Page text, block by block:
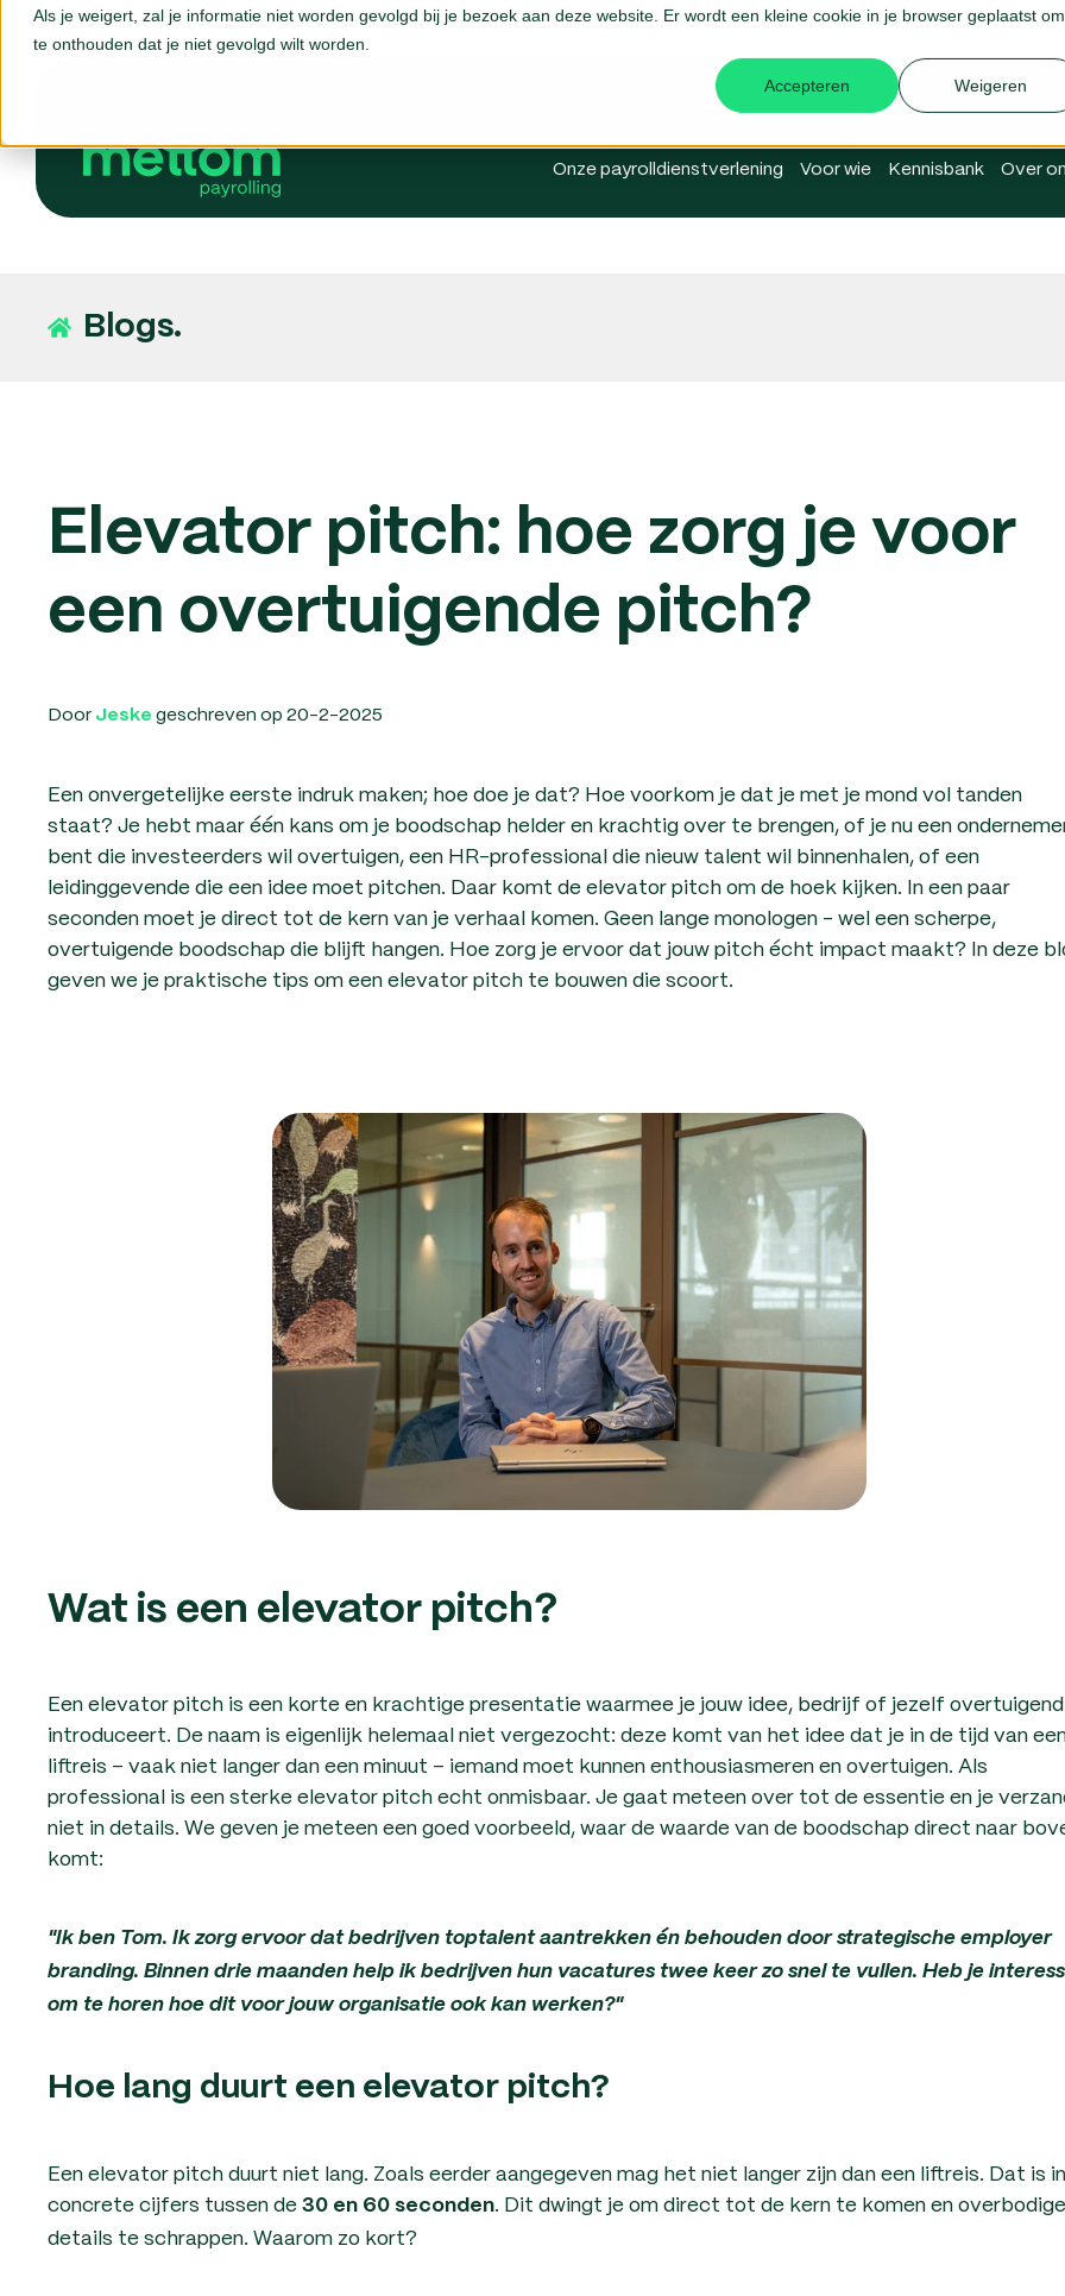
Als je weigert, zal je informatie niet worden gevolgd bij je bezoek aan deze website. Er wordt een kleine cookie in je browser geplaatst om
te onthouden dat je niet gevolgd wilt worden.
Accepteren Weigeren
Login
Onze payrolldienstverlening Voor wie Kennisbank Over
Blogs.
Elevator pitch: hoe zorg je voor
een overtuigende pitch?
Door Jeske geschreven op 20-2-2025
Een onvergetelijke eerste indruk maken; hoe doe je dat? Hoe voorkom je dat je met je mond vol tanden
staat? Je hebt maar één kans om je boodschap helder en krachtig over te brengen, of je nu een
bent die investeerders wil overtuigen, een HR-professional die nieuw talent wil binnenhalen, of een
leidinggevende die een idee moet pitchen. Daar komt de elevator pitch om de hoek kijken. In een paar
seconden moet je direct tot de kern van je verhaal komen. Geen lange monologen - wel een scherpe,
overtuigende boodschap die blijft hangen. Hoe zorg je ervoor dat jouw pitch écht impact maakt? In deze
geven we je praktische tips om een elevator pitch te bouwen die scoort.
Wat is een elevator pitch?
Een elevator pitch is een korte en krachtige presentatie waarmee je jouw idee, bedrijf of jezelf overtuigend
introduceert. De naam is eigenlijk helemaal niet vergezocht: deze komt van het idee dat je in de tijd van
liftreis – vaak niet langer dan een minuut – iemand moet kunnen enthousiasmeren en overtuigen. Als
professional is een sterke elevator pitch echt onmisbaar. Je gaat meteen over tot de essentie en je
niet in details. We geven je meteen een goed voorbeeld, waar de waarde van de boodschap direct naar
komt:
"Ik ben Tom. Ik zorg ervoor dat bedrijven toptalent aantrekken én behouden door strategische employer
branding. Binnen drie maanden help ik bedrijven hun vacatures twee keer zo snel te vullen. Heb je
om te horen hoe dit voor jouw organisatie ook kan werken?"
Hoe lang duurt een elevator pitch?
Een elevator pitch duurt niet lang. Zoals eerder aangegeven mag het niet langer zijn dan een liftreis. Dat is in
concrete cijfers tussen de 30 en 60 seconden. Dit dwingt je om direct tot de kern te komen en overbodige
details te schrappen. Waarom zo kort?